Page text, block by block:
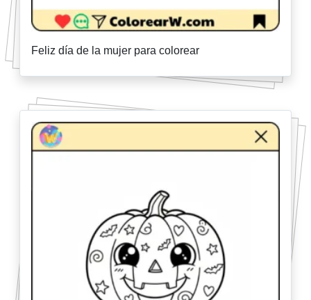
Feliz día de la mujer para colorear